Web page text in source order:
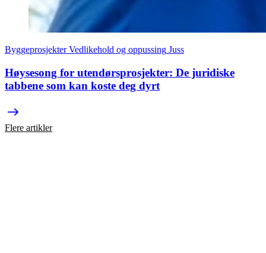
Byggeprosjekter Vedlikehold og oppussing Juss
Høysesong for utendørsprosjekter: De juridiske
tabbene som kan koste deg dyrt
Flere artikler